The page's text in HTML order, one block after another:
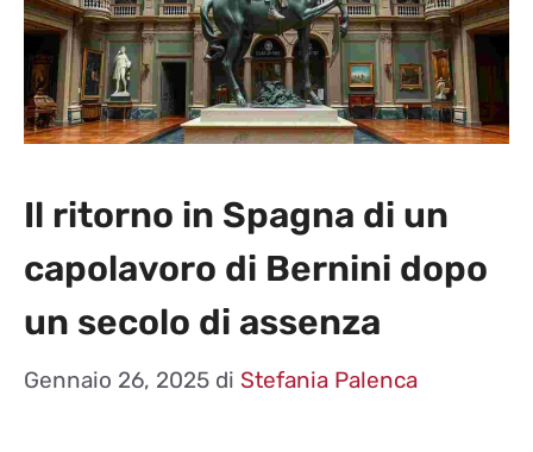
Il ritorno in Spagna di un
capolavoro di Bernini dopo
un secolo di assenza
Gennaio 26, 2025 di Stefania Palenca